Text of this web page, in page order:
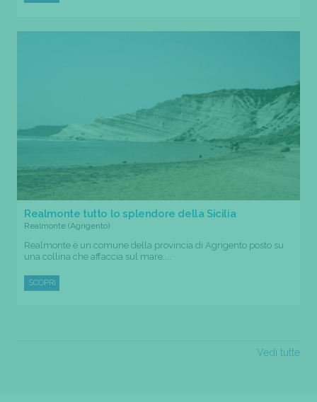
Realmonte tutto lo splendore della Sicilia
Realmonte (Agrigento)
Realmonte è un comune della provincia di Agrigento posto su
una collina che affaccia sul mare....
SCOPRI
Vedi tutte